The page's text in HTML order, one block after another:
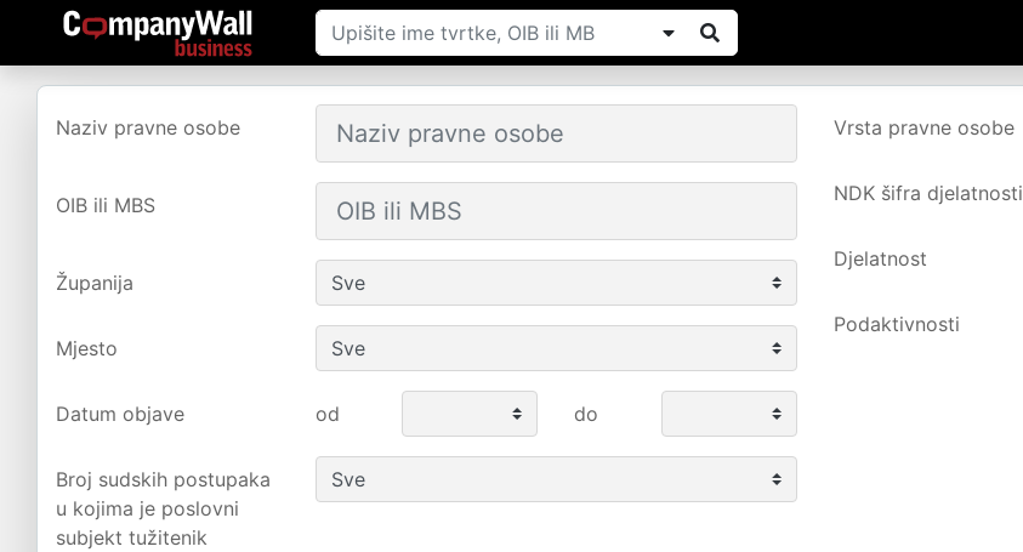
Naziv pravne osobe
OIB ili MBS
Županija
Mjesto
Vrsta pravne osobe
NDK šifra djelatnosti
Djelatnost
Podaktivnosti
Datum objave od do
Broj sudskih postupaka
u kojima je poslovni
subjekt tužitenik